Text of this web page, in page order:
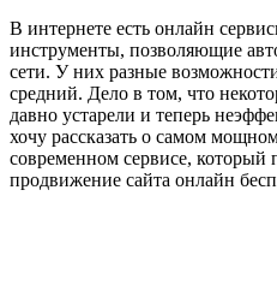
В интернете есть онлайн
инструменты, позволяющие
сети. У них разные
средний. Дело в том, что
давно устарели и теперь
хочу рассказать о самом
современном сервисе, который
продвижение сайта онлайн